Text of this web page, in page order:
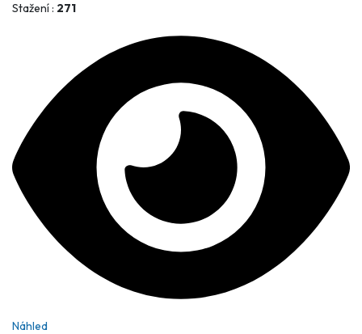
Stažení : 271
Náhled